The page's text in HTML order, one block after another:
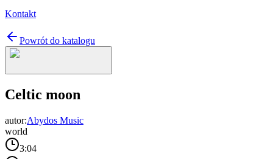
Kontakt
Powrót do katalogu
Celtic moon
autor:Abydos Music
world
3:04